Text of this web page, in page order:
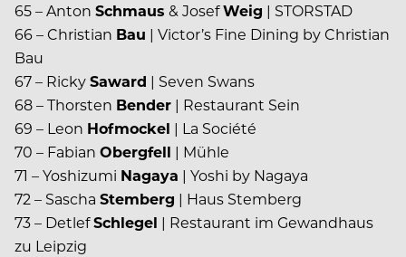
65 – Anton Schmaus & JosefWeig | STORSTAD
66 – Christian Bau | Victor’s Fine Dining by Christian
Bau
67 – RickySaward | Seven Swans
68 – Thorsten Bender | Restaurant Sein
69 – Leon Hofmockel | La Société
70 – Fabian Obergfell | Mühle
71 – Yoshizumi Nagaya | Yoshi by Nagaya
72 – Sascha Stemberg | Haus Stemberg
73 – DetlefSchlegel | Restaurant im Gewandhaus
zu Leipzig